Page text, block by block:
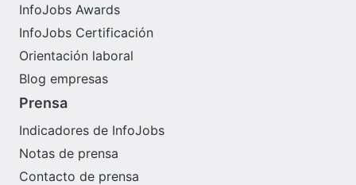
InfoJobs Awards
InfoJobs Certificación
Orientación laboral
Blog empresas
Prensa
Indicadores de InfoJobs
Notas de prensa
Contacto de prensa